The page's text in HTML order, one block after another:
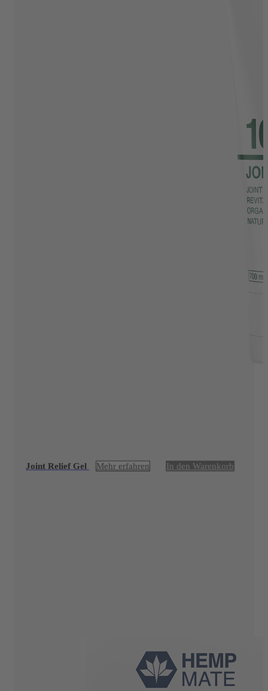
Joint Relief Gel Mehr erfahren In den Warenkorb